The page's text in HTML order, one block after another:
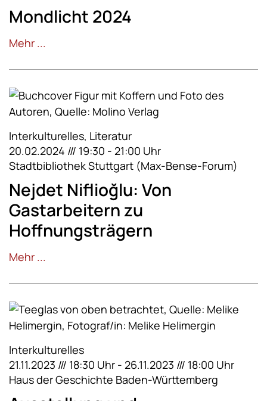
Mondlicht 2024
Mehr ...
Interkulturelles, Literatur
20.02.2024 /// 19:30 - 21:00 Uhr
Stadtbibliothek Stuttgart (Max-Bense-Forum)
Nejdet Niflioğlu: Von
Gastarbeitern zu
Hoffnungsträgern
Mehr ...
Interkulturelles
21.11.2023 /// 18:30 Uhr - 26.11.2023 /// 18:00 Uhr
Haus der Geschichte Baden-Württemberg